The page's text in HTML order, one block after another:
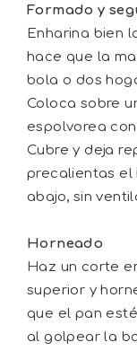
Formado y
Enharina bien
hace que la
bola o dos
Coloca sobre
espolvorea
Cubre y deja
precalientas el
abajo, sin
Horneado
Haz un corte
superior y
que el pan
al golpear la